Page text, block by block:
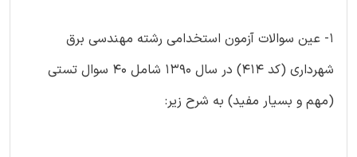
۱- عین سوالات آزمون استخدامی رشته مهندسی برق
شهرداری (کد ۴۱۴) در سال ۱۳۹۰ شامل ۴۰ سوال تستی
(مهم و بسیار مفید) به شرح زیر: